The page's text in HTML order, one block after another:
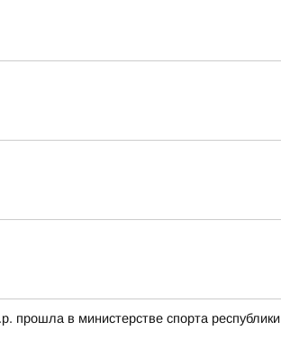
прошла в министерстве спорта республики